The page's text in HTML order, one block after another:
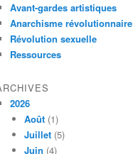
Avant-gardes artistiques
Anarchisme révolutionnaire
Révolution sexuelle
Ressources
2026
Août (1)
Juillet (5)
Juin (4)